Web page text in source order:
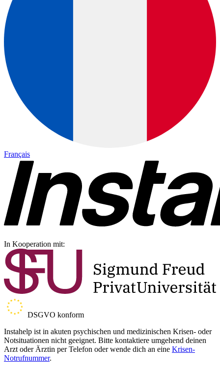
Français
In Kooperation mit:
DSGVO konform
Instahelp ist in akuten psychischen und medizinischen Krisen- oder
Notsituationen nicht geeignet. Bitte kontaktiere umgehend deinen
Arzt oder Ärztin per Telefon oder wende dich an eine Krisen-
Notrufnummer.